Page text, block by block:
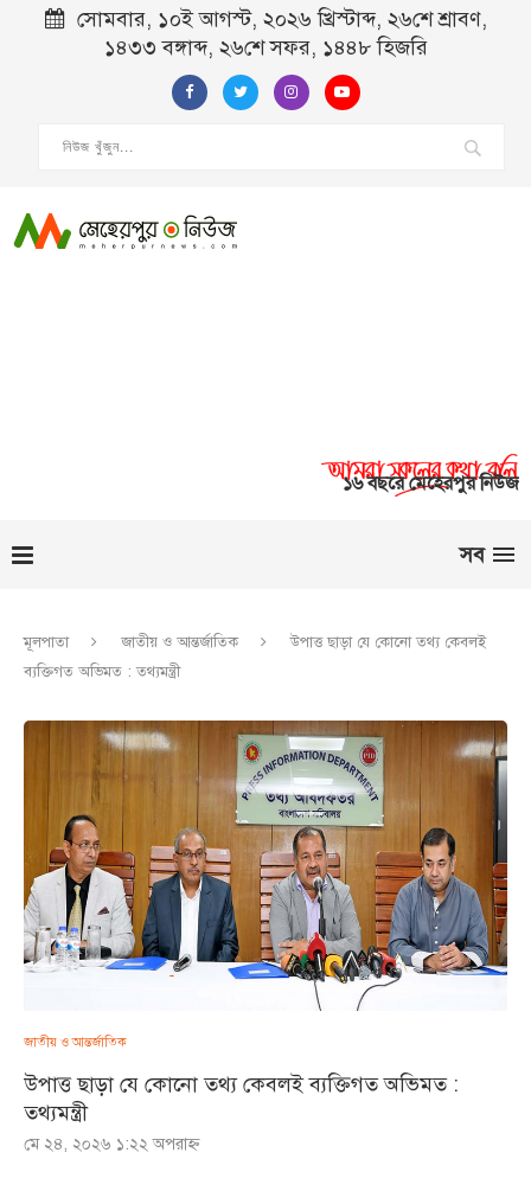
সোমবার, ১০ই আগস্ট, ২০২৬ খ্রিস্টাব্দ, ২৬শে শ্রাবণ,
১৪৩৩ বঙ্গাব্দ, ২৬শে সফর, ১৪৪৮ হিজরি
১৬ বছরে মেহেরপুর নিউজ
সব
মূলপাতা জাতীয় ও আন্তর্জাতিক
উপাত্ত ছাড়া যে কোনো তথ্য কেবলই
ব্যক্তিগত অভিমত : তথ্যমন্ত্রী
জাতীয় ও আন্তর্জাতিক
উপাত্ত ছাড়া যে কোনো তথ্য কেবলই ব্যক্তিগত অভিমত :
তথ্যমন্ত্রী
মে ২৪, ২০২৬ ১:২২ অপরাহ্ণ